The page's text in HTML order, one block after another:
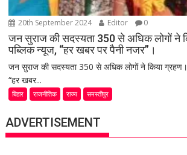
20th September 2024 Editor 0
जन सुराज की सदस्यता 350 से अधिक लोगों ने
पब्लिक न्यूज, “हर खबर पर पैनी नजर”।
जन सुराज की सदस्यता 350 से अधिक लोगों ने किया
“हर खबर...
बिहार राजनीतिक राज्य समस्तीपुर
ADVERTISEMENT